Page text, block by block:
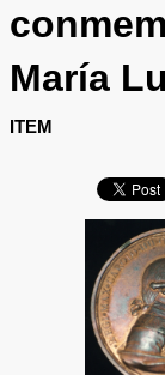
Directory of authors
María
ITEM